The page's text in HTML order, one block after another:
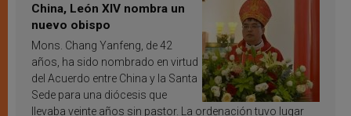
China, León XIV nombra un
nuevo obispo
Mons. Chang Yanfeng, de 42
años, ha sido nombrado en virtud
del Acuerdo entre China y la Santa
Sede para una diócesis que
llevaba veinte años sin pastor. La ordenación tuvo lugar